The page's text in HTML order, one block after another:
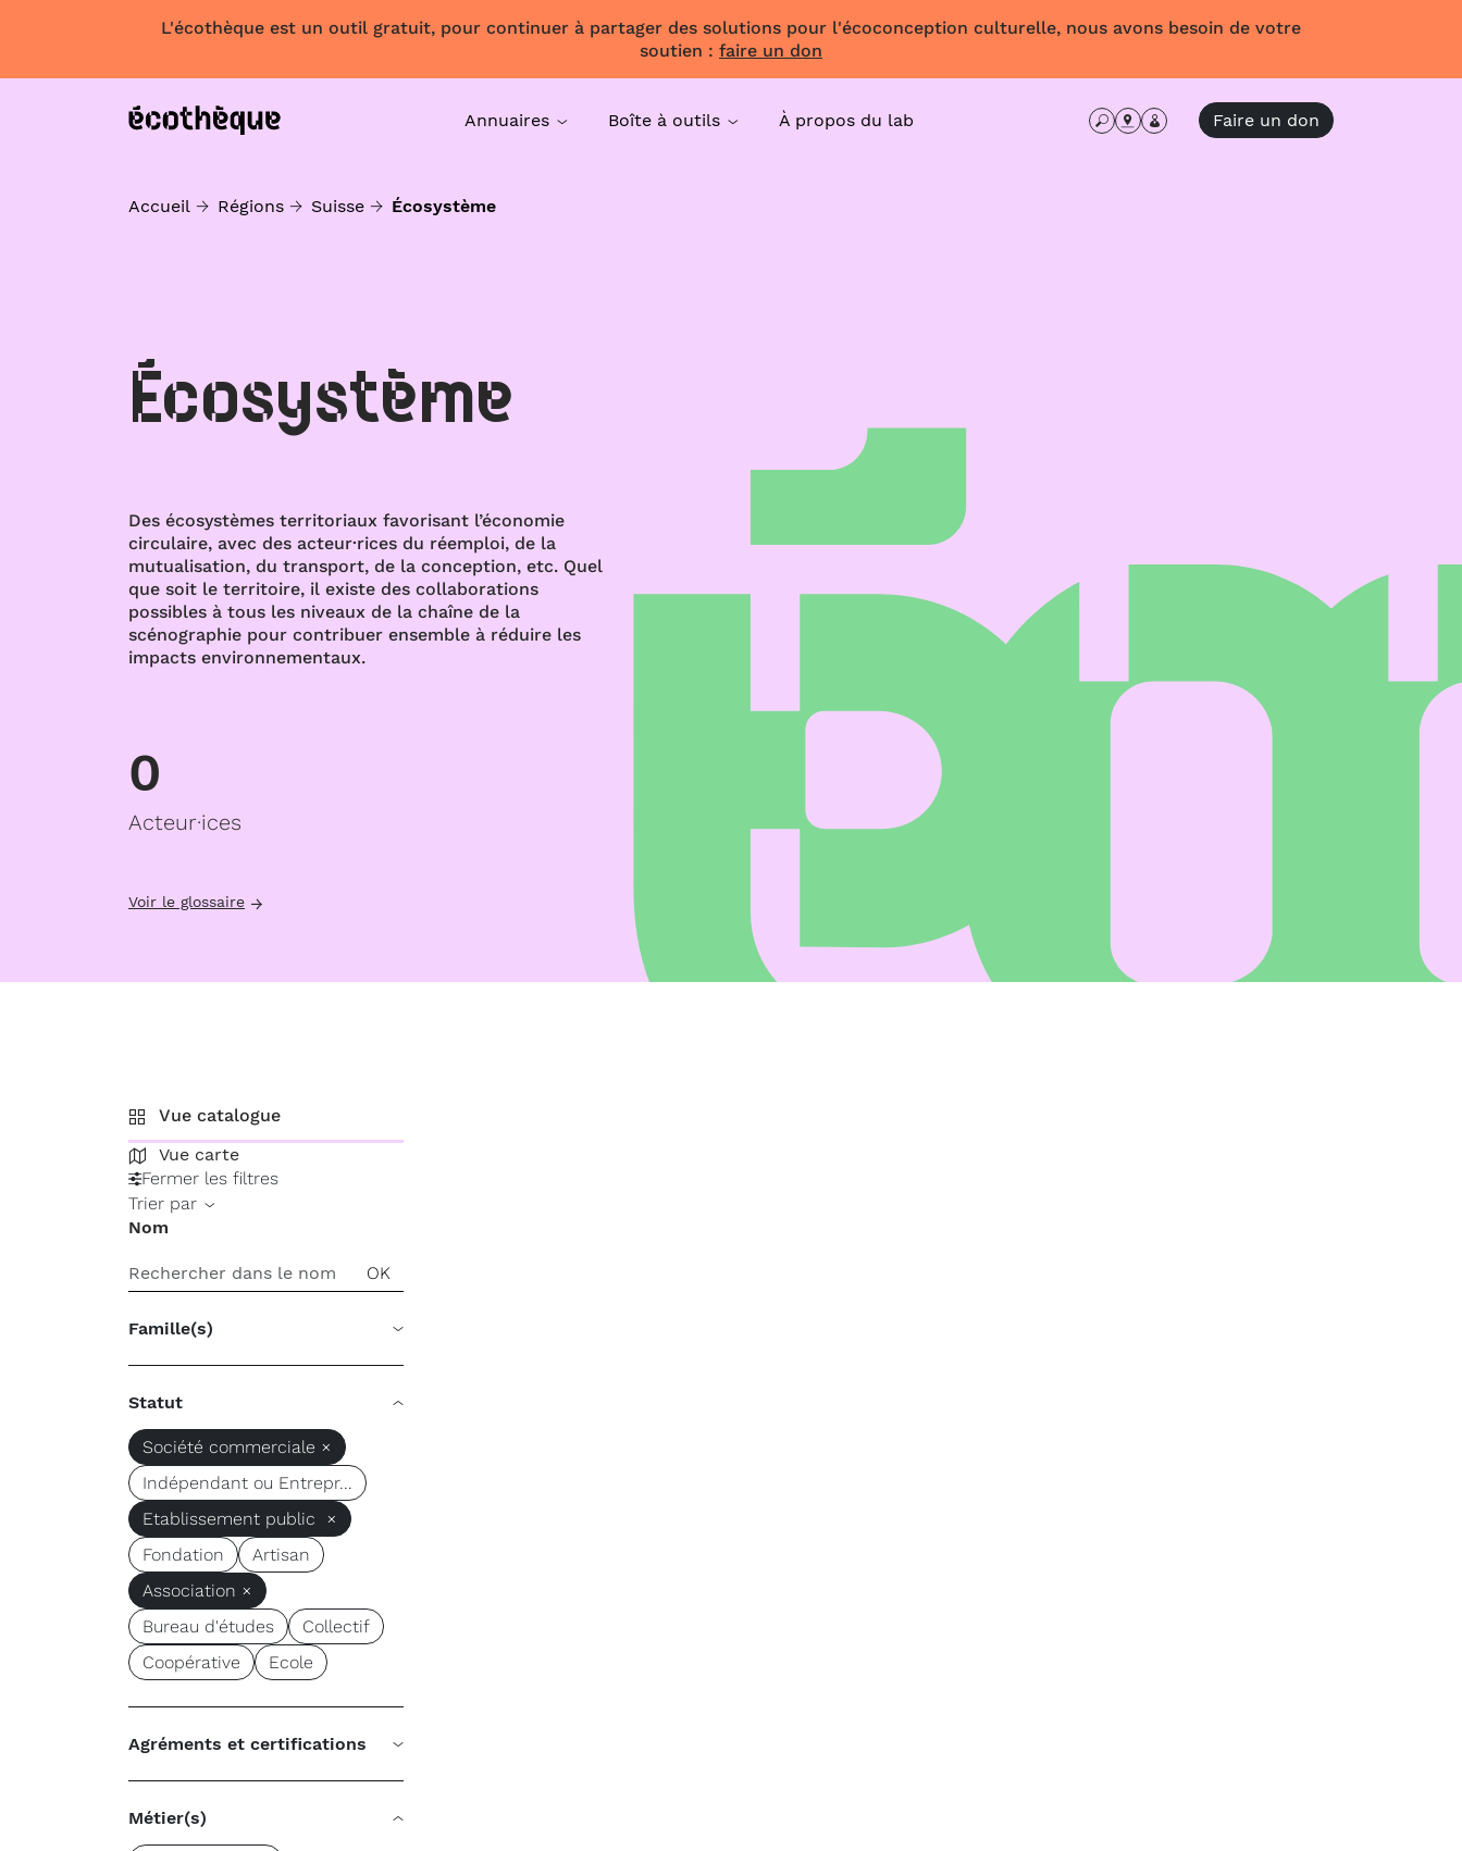
L'écothèque est un outil gratuit, pour continuer à partager des solutions pour l'écoconception culturelle, nous avons besoin de votre
soutien : faire un don
Annuaires Boîte à outils À propos du lab Faire un don
Accueil Régions Suisse Écosystème
Écosystème
Des écosystèmes territoriaux favorisant l’économie
circulaire, avec des acteur·rices du réemploi, de la
mutualisation, du transport, de la conception, etc. Quel
que soit le territoire, il existe des collaborations
possibles à tous les niveaux de la chaîne de la
scénographie pour contribuer ensemble à réduire les
impacts environnementaux.
0
Acteur·ices
Voir le glossaire
Vue catalogue
Vue carte
Fermer les filtres
Trier par
Nom
Famille(s)
Statut
Société commerciale ×
Indépendant ou Entrepr...
Etablissement public ×
Fondation
Artisan
Association ×
Bureau d'études
Collectif
Coopérative
Ecole
Agréments et certifications
Métier(s)